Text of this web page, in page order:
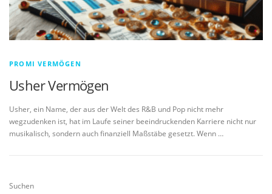
PROMI VERMÖGEN
Usher Vermögen
Usher, ein Name, der aus der Welt des R&B und Pop nicht mehr
wegzudenken ist, hat im Laufe seiner beeindruckenden Karriere nicht nur
musikalisch, sondern auch finanziell Maßstäbe gesetzt. Wenn …
Suchen